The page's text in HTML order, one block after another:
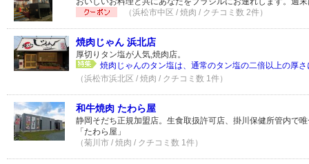
（浜松市中区 / 焼肉 / クチコミ数 2件）
焼肉じゃん 浜北店
厚切りタン塩が人気,焼肉店。
焼肉じゃんのタン塩は、通常のタン塩の二倍以上の厚
（浜松市浜北区 / 焼肉 / クチコミ数 1件）
和牛焼肉 たわら屋
静岡そだち正規加盟店。生食取扱許可店、掛川保健所管内で
「たわら屋」
（菊川市 / 焼肉 / クチコミ数 1件）